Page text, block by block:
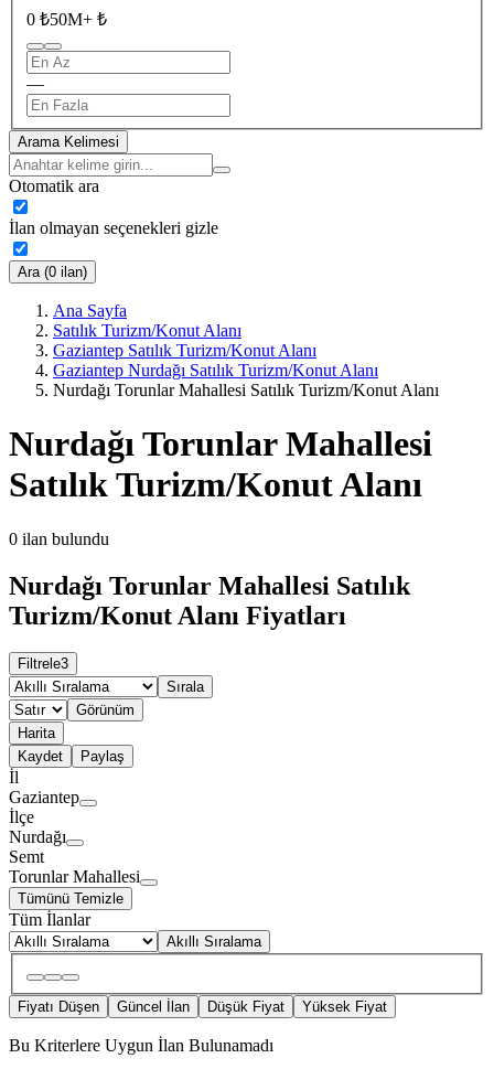
0 ₺50M+ ₺
—
Arama Kelimesi
Otomatik ara
İlan olmayan seçenekleri gizle
Ara (0 ilan)
Ana Sayfa
Satılık Turizm/Konut Alanı
Gaziantep Satılık Turizm/Konut Alanı
Gaziantep Nurdağı Satılık Turizm/Konut Alanı
Nurdağı Torunlar Mahallesi Satılık Turizm/Konut Alanı
Nurdağı Torunlar Mahallesi
Satılık Turizm/Konut Alanı
0 ilan bulundu
Nurdağı Torunlar Mahallesi Satılık
Turizm/Konut Alanı Fiyatları
Filtrele3
Sırala
Görünüm
Harita
Kaydet
Paylaş
İl
Gaziantep
İlçe
Nurdağı
Semt
Torunlar Mahallesi
Tümünü Temizle
Tüm İlanlar
Akıllı Sıralama
Fiyatı Düşen Güncel İlan Düşük Fiyat Yüksek Fiyat
Bu Kriterlere Uygun İlan Bulunamadı